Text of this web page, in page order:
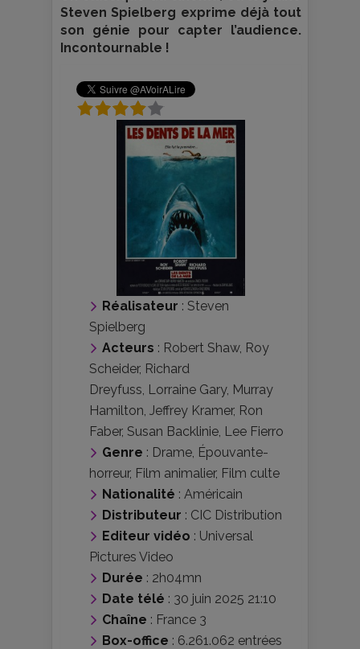
Steven Spielberg exprime déjà tout
son génie pour capter l’audience.
Incontournable !
Réalisateur : Steven
Spielberg
Acteurs : Robert Shaw, Roy
Scheider, Richard
Dreyfuss Lorraine Gary, Murray
Hamilton Jeffrey Kramer, Ron
Faber, Susan Backlinie Lee Fierro
Genre : Drame Épouvante-
horreur, Film animalier, Film culte
Nationalité : Américain
Distributeur : CIC Distribution
Editeur vidéo : Universal
Pictures Video
Durée : 2h04mn
Date télé : 30 juin 2025 21:10
Chaîne : France 3
Box-office : 6.261.062 entrées